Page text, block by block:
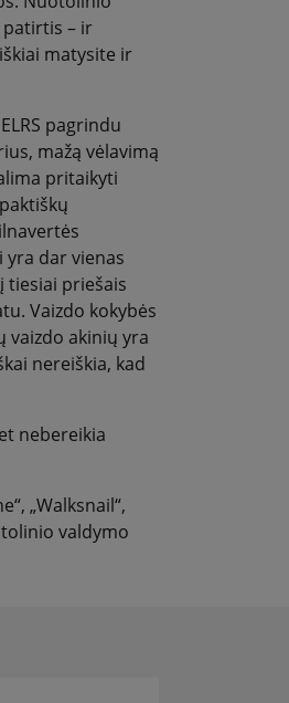
patirtis – ir
matysite ir
pagrindu
mažą vėlavimą
pritaikyti
yra dar vienas
tiesiai priešais
Vaizdo kokybės
vaizdo akinių yra
nereiškia, kad
nebereikia
„Walksnail“,
valdymo